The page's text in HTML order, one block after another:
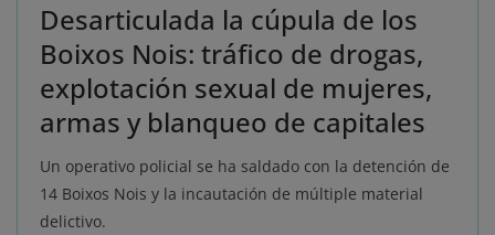
Desarticulada la cúpula de los
Boixos Nois: tráfico de drogas,
explotación sexual de mujeres,
armas y blanqueo de capitales
Un operativo policial se ha saldado con la detención de
14 Boixos Nois y la incautación de múltiple material
delictivo.